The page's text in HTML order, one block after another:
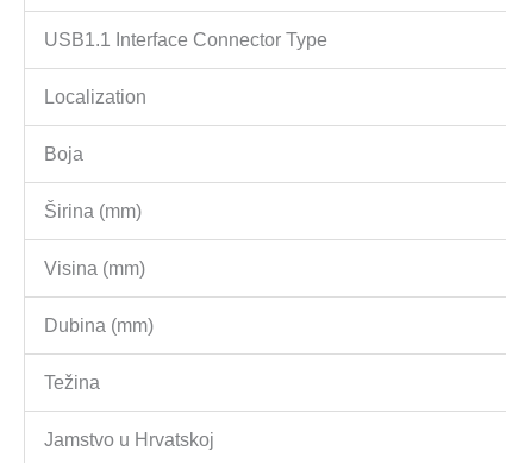
USB1.1 Interface Connector Type
Localization
Boja
Širina (mm)
Visina (mm)
Dubina (mm)
Težina
Jamstvo u Hrvatskoj